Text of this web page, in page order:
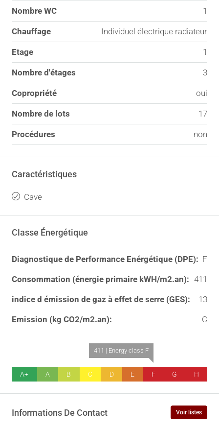
Nombre WC 1
Chauffage Individuel électrique radiateur
Etage 1
Nombre d'étages 3
Copropriété oui
Nombre de lots 17
Procédures non
Caractéristiques
Cave
Classe Énergétique
Diagnostique de Performance Enérgétique (DPE): F
Consommation (énergie primaire kWH/m2.an): 411
indice d émission de gaz à effet de serre (GES): 13
Emission (kg CO2/m2.an): C
A+ A B C D E
411 | Energy class F
F G H
Informations De Contact Voir listes